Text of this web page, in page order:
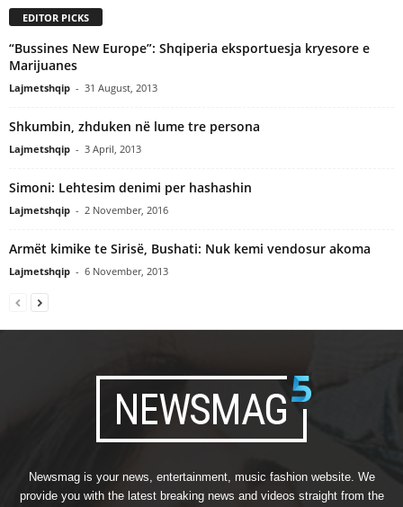
EDITOR PICKS
“Bussines New Europe”: Shqiperia eksportuesja kryesore e
Marijuanes
Lajmetshqip - 31 August, 2013
Shkumbin, zhduken në lume tre persona
Lajmetshqip - 3 April, 2013
Simoni: Lehtesim denimi per hashashin
Lajmetshqip - 2 November, 2016
Armët kimike te Sirisë, Bushati: Nuk kemi vendosur akoma
Lajmetshqip - 6 November, 2013
Newsmag is your news, entertainment, music fashion website. We
provide you with the latest breaking news and videos straight from the